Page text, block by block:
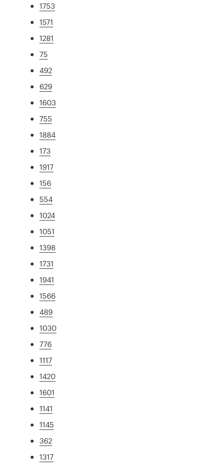
1753
1571
1281
75
492
629
1603
755
1884
173
1917
156
554
1024
1051
1398
1731
1941
1566
489
1030
776
1117
1420
1601
1141
1145
362
1317